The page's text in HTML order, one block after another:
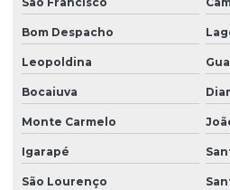
Bom Despacho
Leopoldina
Bocaiuva
Monte Carmelo
Igarapé
São Lourenço